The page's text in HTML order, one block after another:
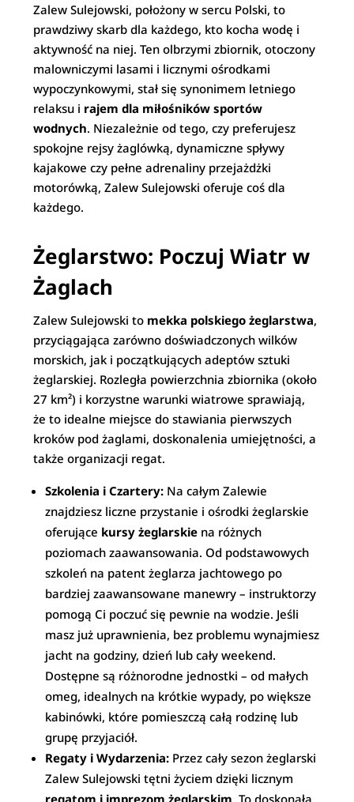
Zalew Sulejowski, położony w sercu Polski, to
prawdziwy skarb dla każdego, kto kocha wodę i
aktywność na niej. Ten olbrzymi zbiornik, otoczony
malowniczymi lasami i licznymi ośrodkami
wypoczynkowymi, stał się synonimem letniego
relaksu i rajem dla miłośników sportów
wodnych. Niezależnie od tego, czy preferujesz
spokojne rejsy żaglówką, dynamiczne spływy
kajakowe czy pełne adrenaliny przejażdżki
motorówką, Zalew Sulejowski oferuje coś dla
każdego.
Żeglarstwo: Poczuj Wiatr w
Żaglach
Zalew Sulejowski to mekka polskiego żeglarstwa,
przyciągająca zarówno doświadczonych wilków
morskich, jak i początkujących adeptów sztuki
żeglarskiej. Rozległa powierzchnia zbiornika (około
27 km²) i korzystne warunki wiatrowe sprawiają,
że to idealne miejsce do stawiania pierwszych
kroków pod żaglami, doskonalenia umiejętności, a
także organizacji regat.
Szkolenia i Czartery: Na całym Zalewie
znajdziesz liczne przystanie i ośrodki żeglarskie
oferujące kursy żeglarskie na różnych
poziomach zaawansowania. Od podstawowych
szkoleń na patent żeglarza jachtowego po
bardziej zaawansowane manewry – instruktorzy
pomogą Ci poczuć się pewnie na wodzie. Jeśli
masz już uprawnienia, bez problemu wynajmiesz
jacht na godziny, dzień lub cały weekend.
Dostępne są różnorodne jednostki – od małych
omeg, idealnych na krótkie wypady, po większe
kabinówki, które pomieszczą całą rodzinę lub
grupę przyjaciół.
Regaty i Wydarzenia: Przez cały sezon żeglarski
Zalew Sulejowski tętni życiem dzięki licznym
regatom i imprezom żeglarskim. To doskonała